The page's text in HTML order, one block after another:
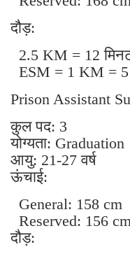
दौड़:
2.5 KM = 12
ESM = 1 KM = 5
Prison Assistant
कुल पद: 3
योग्यता: Graduation
आयु: 21-27 वर्ष
ऊंचाई:
General: 158 cm
Reserved: 156
दौड़: